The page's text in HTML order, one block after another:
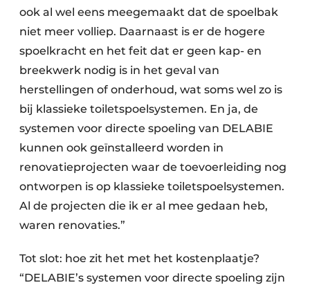
ook al wel eens meegemaakt dat de spoelbak
niet meer volliep. Daarnaast is er de hogere
spoelkracht en het feit dat er geen kap- en
breekwerk nodig is in het geval van
herstellingen of onderhoud, wat soms wel zo is
bij klassieke toiletspoelsystemen. En ja, de
systemen voor directe spoeling van DELABIE
kunnen ook geïnstalleerd worden in
renovatieprojecten waar de toevoerleiding nog
ontworpen is op klassieke toiletspoelsystemen.
Al de projecten die ik er al mee gedaan heb,
waren renovaties.”
Tot slot: hoe zit het met het kostenplaatje?
“DELABIE’s systemen voor directe spoeling zijn